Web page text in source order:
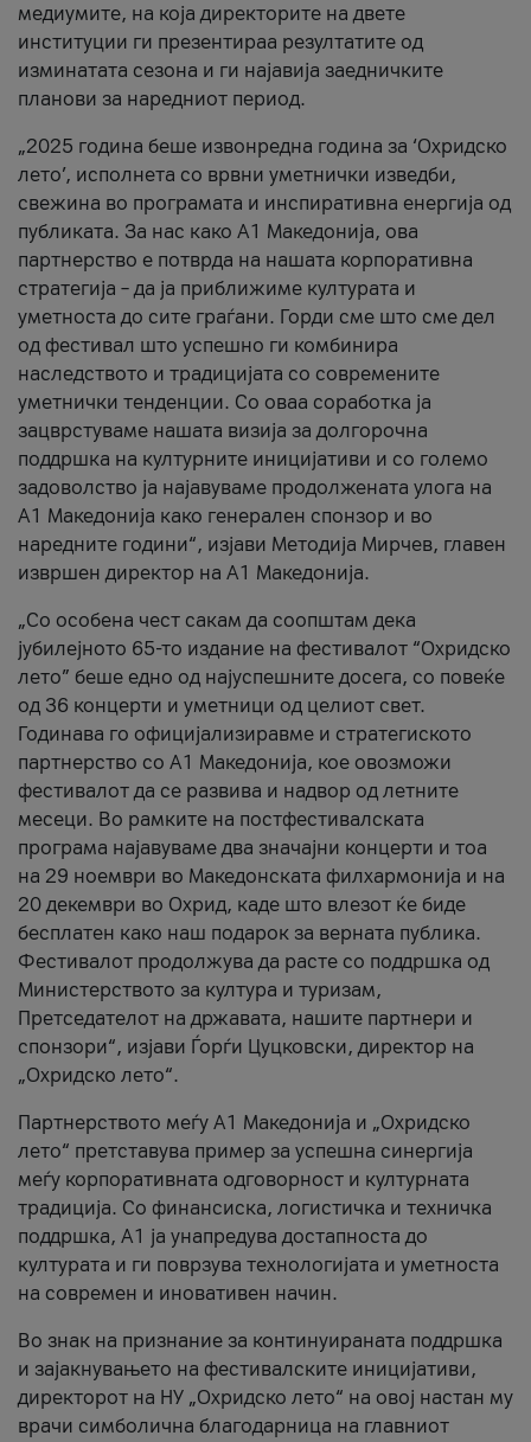
медиумите, на која директорите на двете
институции ги презентираа резултатите од
изминатата сезона и ги најавија заедничките
планови за наредниот период.
„2025 година беше извонредна година за ‘Охридско
лето’, исполнета со врвни уметнички изведби,
свежина во програмата и инспиративна енергија од
публиката. За нас како A1 Македонија, ова
партнерство е потврда на нашата корпоративна
стратегија – да ја приближиме културата и
уметноста до сите граѓани. Горди сме што сме дел
од фестивал што успешно ги комбинира
наследството и традицијата со современите
уметнички тенденции. Со оваа соработка ја
зацврстуваме нашата визија за долгорочна
поддршка на културните иницијативи и со големо
задоволство ја најавуваме продолжената улога на
A1 Македонија како генерален спонзор и во
наредните години“, изјави Методија Мирчев, главен
извршен директор на A1 Македонија.
„Со особена чест сакам да соопштам дека
јубилејното 65-то издание на фестивалот “Охридско
лето” беше едно од најуспешните досега, со повеќе
од 36 концерти и уметници од целиот свет.
Годинава го официјализиравме и стратегиското
партнерство со А1 Македонија, кое овозможи
фестивалот да се развива и надвор од летните
месеци. Во рамките на постфестивалската
програма најавуваме два значајни концерти и тоа
на 29 ноември во Македонската филхармонија и на
20 декември во Охрид, каде што влезот ќе биде
бесплатен како наш подарок за верната публика.
Фестивалот продолжува да расте со поддршка од
Министерството за култура и туризам,
Претседателот на државата, нашите партнери и
спонзори“, изјави Ѓорѓи Цуцковски, директор на
„Охридско лето“.
Партнерството меѓу A1 Македонија и „Охридско
лето“ претставува пример за успешна синергија
меѓу корпоративната одговорност и културната
традиција. Со финансиска, логистичка и техничка
поддршка, A1 ја унапредува достапноста до
културата и ги поврзува технологијата и уметноста
на современ и иновативен начин.
Во знак на признание за континуираната поддршка
и зајакнувањето на фестивалските иницијативи,
директорот на НУ „Охридско лето“ на овој настан му
врачи симболична благодарница на главниот